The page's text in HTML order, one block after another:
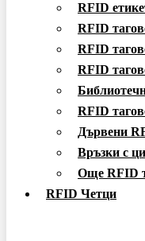
RFID
RFID
RFID
RFID
RFID
Дървени
Връзки с
Още RFID
RFID Четци